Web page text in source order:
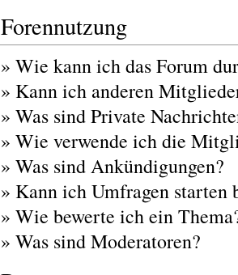
Forennutzung
» Wie kann ich das Forum
» Kann ich anderen
» Was sind Private
» Wie verwende ich die
» Was sind Ankündigungen?
» Kann ich Umfragen starten
» Wie bewerte ich ein
» Was sind Moderatoren?